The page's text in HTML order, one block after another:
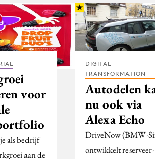
voor
als bedrijf
aan de
DIGITAL
TRANSFORMATION
Autodelen
nu ook via
Alexa Echo
DriveNow (BMW-
ontwikkelt reserveer-